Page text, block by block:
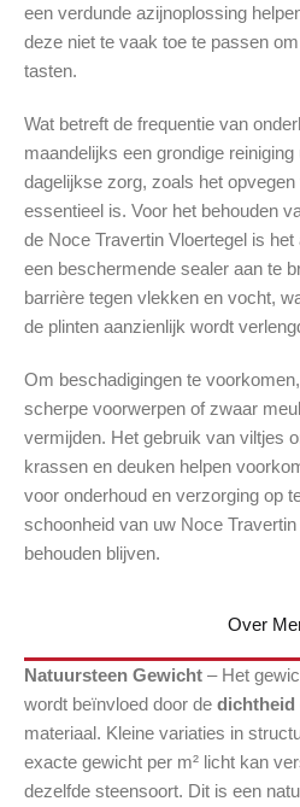
Over
een verdunde azijnoplossing
deze niet te vaak toe te passen
tasten.
Wat betreft de frequentie van
maandelijks een grondige
dagelijkse zorg, zoals het
essentieel is. Voor het behouden
de Noce Travertin Vloertegel is
een beschermende sealer aan te
barrière tegen vlekken en vocht,
de plinten aanzienlijk wordt
Om beschadigingen te
scherpe voorwerpen of zwaar
vermijden. Het gebruik van viltjes
krassen en deuken helpen
voor onderhoud en verzorging op
schoonheid van uw Noce
behouden blijven.
Natuursteen Gewicht – Het
wordt beïnvloed door de dichtheid
materiaal. Kleine variaties in
exacte gewicht per m² licht kan
dezelfde steensoort. Dit is een